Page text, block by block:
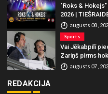
"Roks &
2026 |
augusts 08 ,
Sports
Vai Jēkabpilī
Zariņš pirms
augusts 07 ,
REDAKCIJA